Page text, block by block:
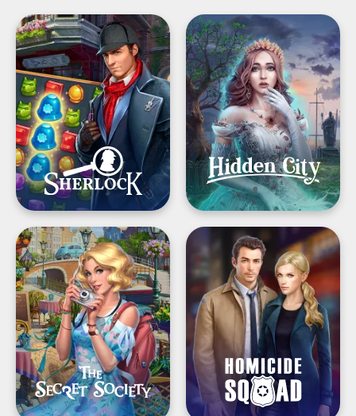
Sherlock・
Hidden
Object・
Match
3
Hidden
City®:
Hidden
Objects
&
Pictures
The
Secret
Society®
-
Seek
&
Find
Hidden
Objects
Homicide
Squad®: Hidden
Objects